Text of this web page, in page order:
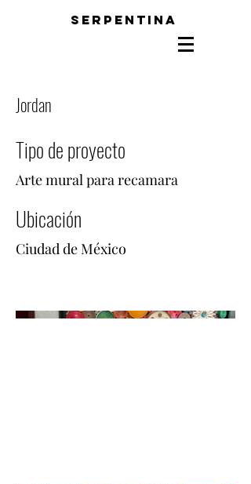
SERPENTINA
Jordan
Tipo de proyecto
Arte mural para recamara
Ubicación
Ciudad de México